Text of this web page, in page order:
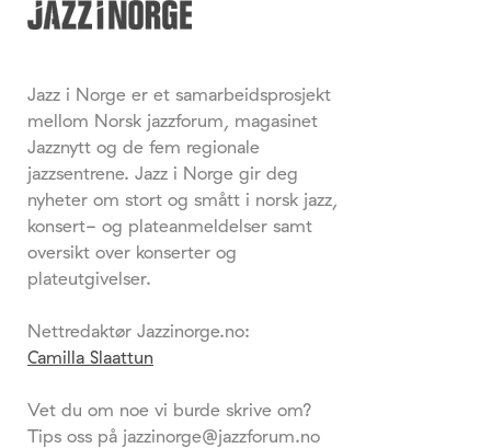
Jazz i Norge er et samarbeidsprosjekt
mellom Norsk jazzforum, magasinet
Jazznytt og de fem regionale
jazzsentrene. Jazz i Norge gir deg
nyheter om stort og smått i norsk jazz,
konsert- og plateanmeldelser samt
oversikt over konserter og
plateutgivelser.
Nettredaktør Jazzinorge.no:
Camilla Slaattun
Vet du om noe vi burde skrive om?
Tips oss på jazzinorge@jazzforum.no